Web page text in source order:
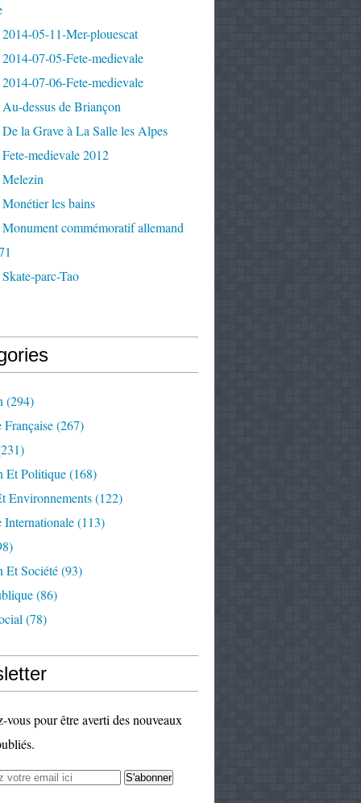
05-11-Mer-plouescat
07-05-Fete-medievale
07-06-Fete-medievale
dessus de Briançon
la Grave à La Salle les Alpes
medievale 2012
les bains
commémoratif allemand
parc-Tao
(294)
(267)
Et Politique(168)
Environnements(122)
Internationale(113)
Et Société(93)
(86)
(78)
vous pour être averti des nouveaux